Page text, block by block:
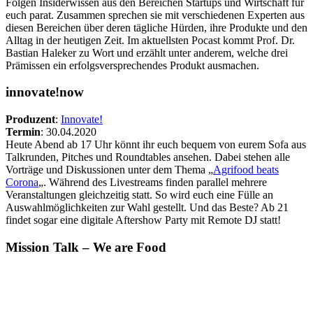
euch parat. Zusammen sprechen sie mit verschiedenen Experten aus
diesen Bereichen über deren tägliche Hürden, ihre Produkte und den
Alltag in der heutigen Zeit. Im aktuellsten Pocast kommt Prof. Dr.
Bastian Haleker zu Wort und erzählt unter anderem, welche drei
Prämissen ein erfolgsversprechendes Produkt ausmachen.
innovate!now
Produzent: Innovate!
Termin: 30.04.2020
Heute Abend ab 17 Uhr könnt ihr euch bequem von eurem Sofa aus
Talkrunden, Pitches und Roundtables ansehen. Dabei stehen alle
Vorträge und Diskussionen unter dem Thema „Agrifood beats
Corona„. Während des Livestreams finden parallel mehrere
Veranstaltungen gleichzeitig statt. So wird euch eine Fülle an
Auswahlmöglichkeiten zur Wahl gestellt. Und das Beste? Ab 21
findet sogar eine digitale Aftershow Party mit Remote DJ statt!
Mission Talk – We are Food